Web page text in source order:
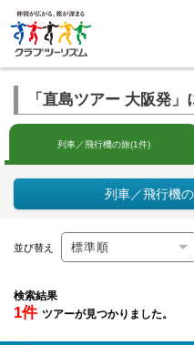
「直島ツアー 大阪発
列車／飛行機の旅(1件)
列車／飛行機
並び替え
検索結果
1件 ツアーが見つかりました。